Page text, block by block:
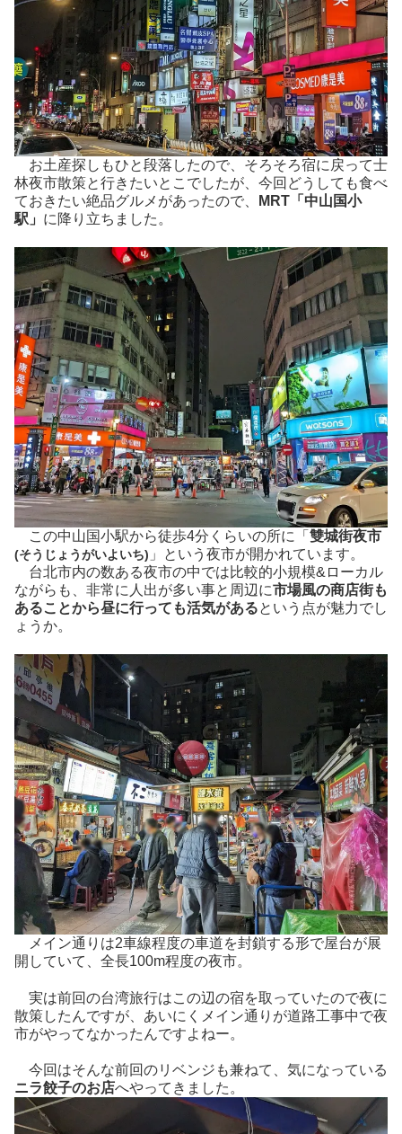
お土産探しもひと段落したので、そろそろ宿に戻って士
林夜市散策と行きたいとこでしたが、今回どうしても食べ
ておきたい絶品グルメがあったので、
MRT「中山国小
駅」 に降り立ちました。
この中山国小駅から徒歩4分くらいの所に「 雙城街夜市
(そうじょうがいよいち) 」という夜市が開かれています。
台北市内の数ある夜市の中では比較的小規模&ローカル
ながらも、非常に人出が多い事と周辺に市場風の商店街も
あることから昼に行っても活気があるという点が魅力でし
ょうか。
メイン通りは2車線程度の車道を封鎖する形で屋台が展
開していて、全長100m程度の夜市。
実は前回の台湾旅行はこの辺の宿を取っていたので夜に
散策したんですが、あいにくメイン通りが道路工事中で夜
市がやってなかったんですよねー。
今回はそんな前回のリベンジも兼ねて、気になっている
ニラ餃子のお店へやってきました。